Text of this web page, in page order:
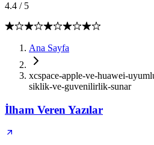
4.4 / 5
Ana Sayfa
xcspace-apple-ve-huawei-
siklik-ve-guvenilirlik-sunar
İlham Veren Yazılar